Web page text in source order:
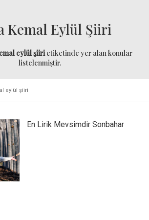
Kemal Eylül Şiiri
eylül şiirietiketinde yer alan konular
listelenmiştir.
eylül şiiri
En Lirik Mevsimdir Sonbahar